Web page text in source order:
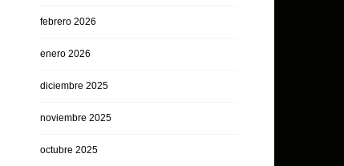
febrero 2026
enero 2026
diciembre 2025
noviembre 2025
octubre 2025